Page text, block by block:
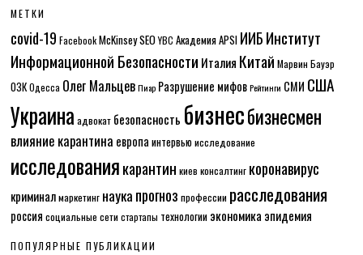
МЕТКИ
covid-19 Facebook McKinseySEO YBC Академия APSI ИИБИнститут
Информационной Безопасности Италия Китай Марвин Бауэр
ОЗК Одесса Олег Мальцев Пиар Разрушение мифов Рейтинги СМИ США
Украина адвокат безопасность бизнесбизнесмен
влияние карантина европа интервьюисследование
исследованиякарантин киев консалтинг коронавирус
криминалмаркетинг наукапрогноз профессии расследования
россия социальные сети стартапы технологии экономика эпидемия
ПОПУЛЯРНЫЕ ПУБЛИКАЦИИ